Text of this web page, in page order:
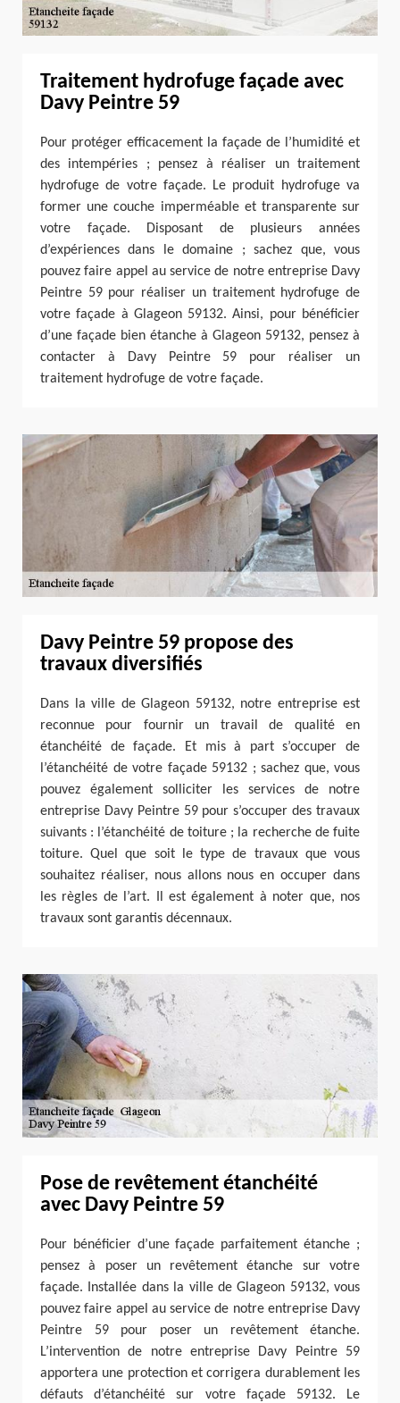
Traitement hydrofuge façade avec
Davy Peintre 59
Pour protéger efficacement la façade de l’humidité et
des intempéries ; pensez à réaliser un traitement
hydrofuge de votre façade. Le produit hydrofuge va
former une couche imperméable et transparente sur
votre façade. Disposant de plusieurs années
d’expériences dans le domaine ; sachez que, vous
pouvez faire appel au service de notre entreprise Davy
Peintre 59 pour réaliser un traitement hydrofuge de
votre façade à Glageon 59132. Ainsi, pour bénéficier
d’une façade bien étanche à Glageon 59132, pensez à
contacter à Davy Peintre 59 pour réaliser un
traitement hydrofuge de votre façade.
Davy Peintre 59 propose des
travaux diversifiés
Dans la ville de Glageon 59132, notre entreprise est
reconnue pour fournir un travail de qualité en
étanchéité de façade. Et mis à part s’occuper de
l’étanchéité de votre façade 59132 ; sachez que, vous
pouvez également solliciter les services de notre
entreprise Davy Peintre 59 pour s’occuper des travaux
suivants : l’étanchéité de toiture ; la recherche de fuite
toiture. Quel que soit le type de travaux que vous
souhaitez réaliser, nous allons nous en occuper dans
les règles de l’art. Il est également à noter que, nos
travaux sont garantis décennaux.
Pose de revêtement étanchéité
avec Davy Peintre 59
Pour bénéficier d’une façade parfaitement étanche ;
pensez à poser un revêtement étanche sur votre
façade. Installée dans la ville de Glageon 59132, vous
pouvez faire appel au service de notre entreprise Davy
Peintre 59 pour poser un revêtement étanche.
L’intervention de notre entreprise Davy Peintre 59
apportera une protection et corrigera durablement les
défauts d’étanchéité sur votre façade 59132. Le